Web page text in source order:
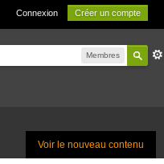
Connexion Créer un compte
Membres
Voir le nouveau contenu